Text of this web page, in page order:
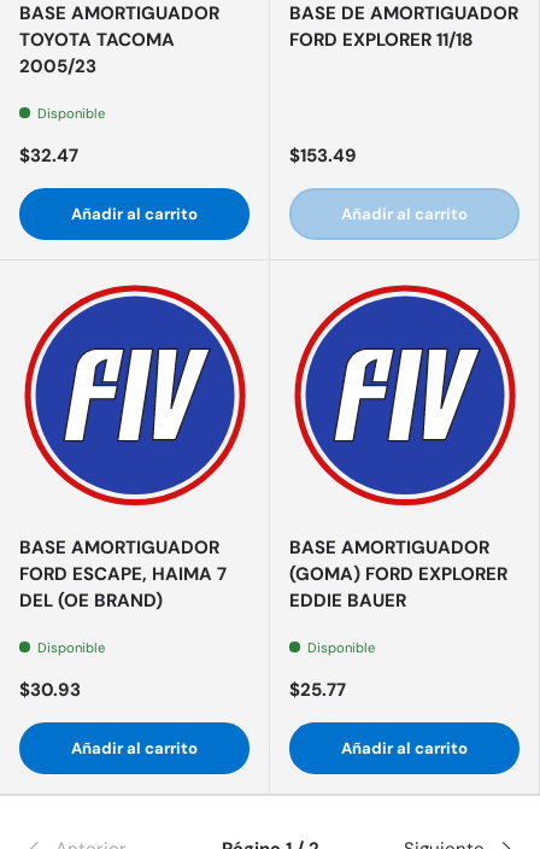
BASE AMORTIGUADOR
TOYOTA TACOMA
2005/23
Disponible
$32.47
Añadir al carrito
BASE DE AMORTIGUADOR
FORD EXPLORER 11/18
$153.49
Añadir al carrito
BASE AMORTIGUADOR
FORD ESCAPE, HAIMA 7
DEL (OE BRAND)
Disponible
$30.93
Añadir al carrito
BASE AMORTIGUADOR
(GOMA) FORD EXPLORER
EDDIE BAUER
Disponible
$25.77
Añadir al carrito